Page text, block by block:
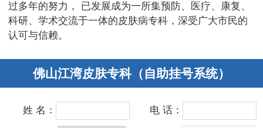
过多年的努力， 已发展成为一所集预防、医疗、康复、
科研、学术交流于一体的皮肤病专科，深受广大市民的
认可与信赖。
佛山江湾皮肤专科（自助挂号系统）
姓 名： 电 话：